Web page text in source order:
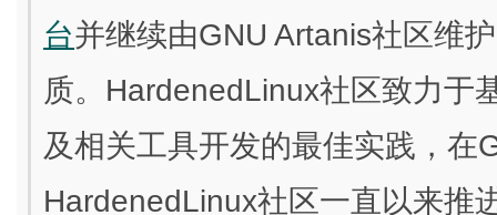
台并继续由GNU Artanis社区维
质。HardenedLinux社区致力于
及相关工具开发的最佳实践，在
HardenedLinux社区一直以来推